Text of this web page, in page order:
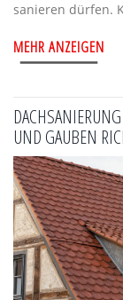
sanieren dürfen.
MEHR ANZEIGEN
UND GAUBEN